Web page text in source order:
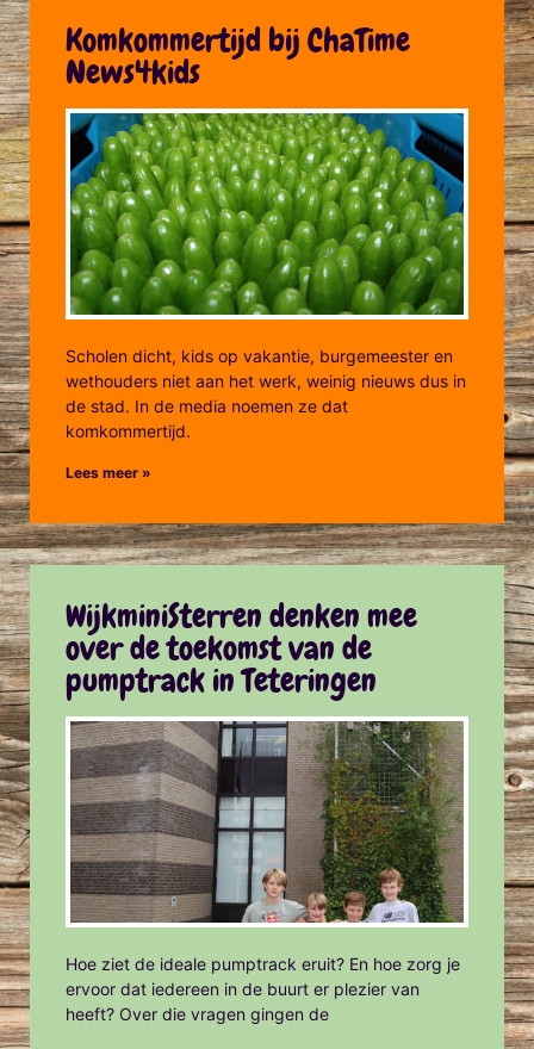
Komkommertijd bij ChaTime
News4kids
Scholen dicht, kids op vakantie, burgemeester en
wethouders niet aan het werk, weinig nieuws dus in
de stad. In de media noemen ze dat
komkommertijd.
Lees meer »
WijkminiSterren denken mee
over de toekomst van de
pumptrack in Teteringen
Hoe ziet de ideale pumptrack eruit? En hoe zorg je
ervoor dat iedereen in de buurt er plezier van
heeft? Over die vragen gingen de